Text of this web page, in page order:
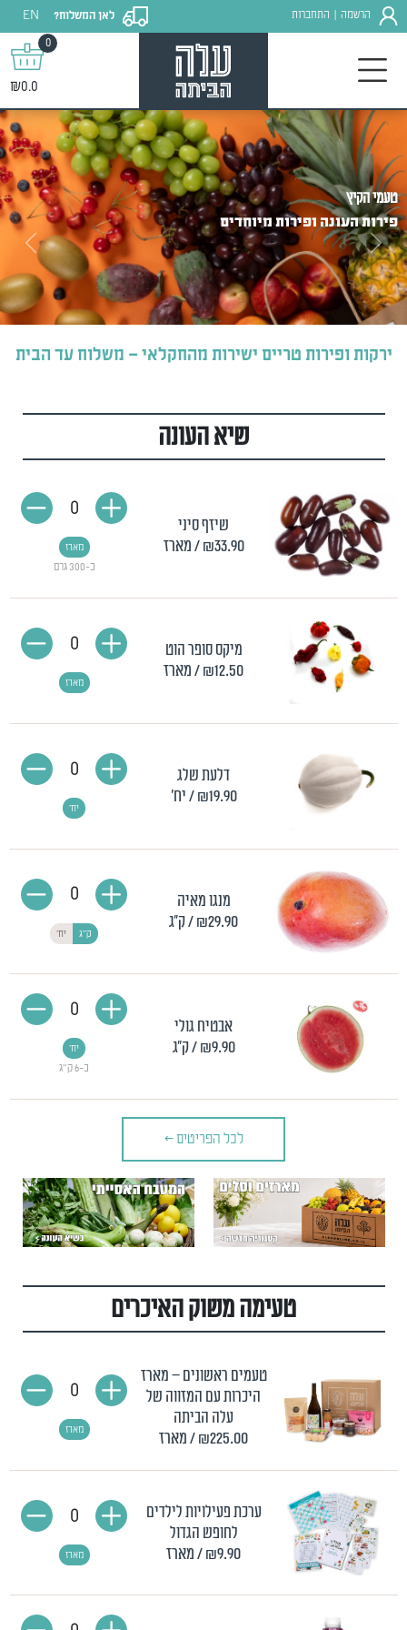
הרשמה התחברות לאן המשלוח?
EN
0
₪0.0
טעמי הקיץ
פירות העונה ופירות מיוחדים
ירקות ופירות טריים ישירות מהחקלאי – משלוח עד הבית
Previous
Next
שיא העונה
שיזף סיני
₪33.90 / מארז
כ-300 גרם
מארז
0
מיקס סופר הוט
₪12.50/ מארז
מארז
0
דלעת שלג
₪19.90 / יח'
יח'
0
מנגו מאיה
₪29.90/ ק"ג
ק"ג יח'
0
אבטיח גולי
₪9.90 / ק"ג
כ-6 ק"ג
יח'
0
לכל הפריטים>
טעימה משוק האיכרים
טעמים ראשונים – מארז
היכרות עם המזווה של
עלה הביתה
₪225.00/ מארז מארז
0
ערכת פעילויות לילדים
לחופש הגדול
₪9.90/ מארז מארז
0